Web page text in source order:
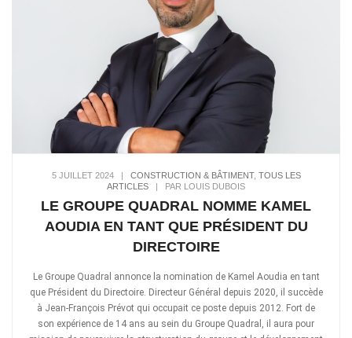
5 JUILLET 2024| CONSTRUCTION & BÂTIMENT, TOUS LES
ARTICLES | PAR LOUIS DUBOIS
LE GROUPE QUADRAL NOMME KAMEL
AOUDIA EN TANT QUE PRÉSIDENT DU
DIRECTOIRE
Le Groupe Quadral annonce la nomination de Kamel Aoudia en tant
que Président du Directoire. Directeur Général depuis 2020, il succède
à Jean-François Prévot qui occupait ce poste depuis 2012. Fort de
son expérience de 14 ans au sein du Groupe Quadral, il aura pour